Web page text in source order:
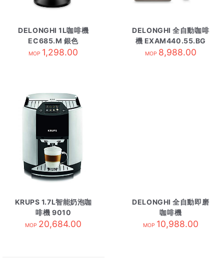
DELONGHI 1L咖啡機
EC685.M 銀色
MOP 1,298.00
DELONGHI 全自動咖啡
機 EXAM440.55.BG
MOP 8,988.00
KRUPS 1.7L智能奶泡咖
啡機 9010
MOP 20,684.00
DELONGHI 全自動即磨
咖啡機
ECAM380.95.TB
MOP 10,988.00